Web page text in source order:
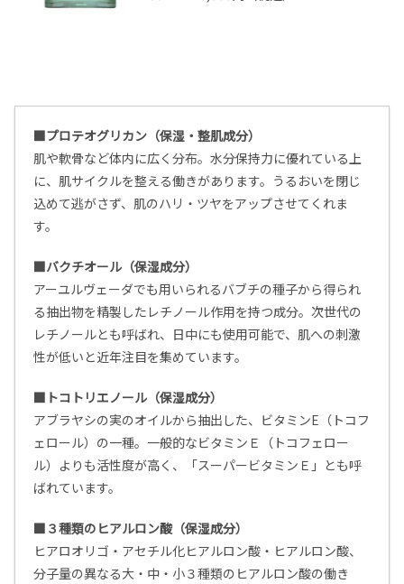
■プロテオグリカン（保湿・整肌成分）
肌や軟骨など体内に広く分布。水分保持力に優れている上
に、肌サイクルを整える働きがあります。うるおいを閉じ
込めて逃がさず、肌のハリ・ツヤをアップさせてくれま
す。
■バクチオール（保湿成分）
アーユルヴェーダでも用いられるバブチの種子から得られ
る抽出物を精製したレチノール作用を持つ成分。次世代の
レチノールとも呼ばれ、日中にも使用可能で、肌への刺激
性が低いと近年注目を集めています。
■トコトリエノール（保湿成分）
アブラヤシの実のオイルから抽出した、ビタミンE（トコフ
ェロール）の一種。一般的なビタミンＥ（トコフェロー
ル）よりも活性度が高く、「スーパービタミンＥ」とも呼
ばれています。
■３種類のヒアルロン酸（保湿成分）
ヒアロオリゴ・アセチル化ヒアルロン酸・ヒアルロン酸、
分子量の異なる大・中・小３種類のヒアルロン酸の働き